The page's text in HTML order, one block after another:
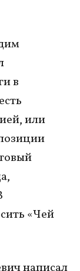
в
или
«Чей